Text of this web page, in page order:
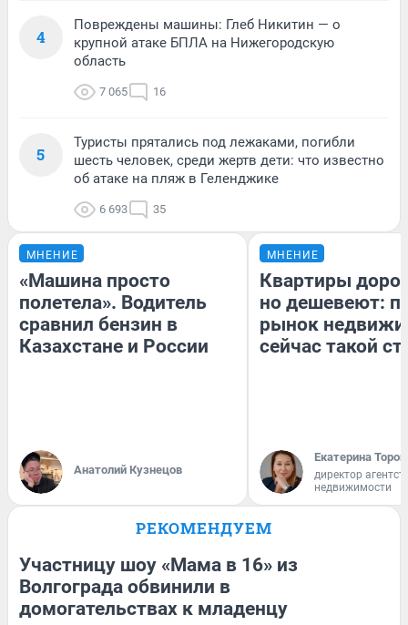
4
Повреждены машины: Глеб Никитин — о
крупной атаке БПЛА на Нижегородскую
область
7 065 16
5
Туристы прятались под лежаками, погибли
шесть человек, среди жертв дети: что известно
об атаке на пляж в Геленджике
6 693 35
МНЕНИЕ
«Машина просто
полетела». Водитель
сравнил бензин в
Казахстане и России
Анатолий Кузнецов
МНЕНИЕ
Квартиры
но дешевеют:
рынок
сейчас такой
Екатерина
директор
недвижимости
РЕКОМЕНДУЕМ
Участницу шоу «Мама в 16» из
Волгограда обвинили в
домогательствах к младенцу